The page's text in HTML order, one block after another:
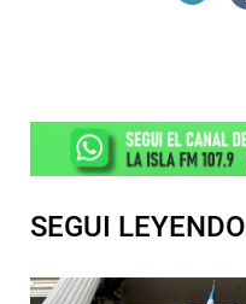
SEGUI LEYENDO